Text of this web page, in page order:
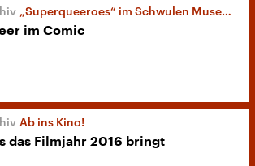
„Superqueeroes“ im Schwulen Museum
im Comic
Ab ins Kino!
das Filmjahr 2016 bringt